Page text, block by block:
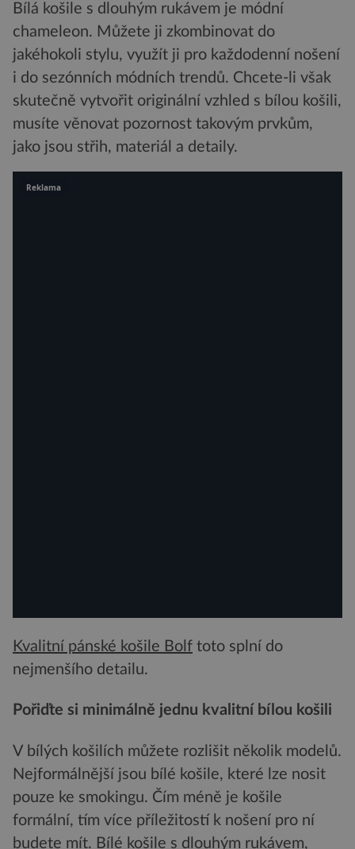
Bílá košile s dlouhým rukávem je módní
chameleon. Můžete ji zkombinovat do
jakéhokoli stylu, využít ji pro každodenní nošení
i do sezónních módních trendů. Chcete-li však
skutečně vytvořit originální vzhled s bílou košili,
musíte věnovat pozornost takovým prvkům,
jako jsou střih, materiál a detaily.
Kvalitní pánské košile Bolf toto splní do
nejmenšího detailu.
Pořiďte si minimálně jednu kvalitní bílou košili
V bílých košilích můžete rozlišit několik modelů.
Nejformálnější jsou bílé košile, které lze nosit
pouze ke smokingu. Čím méně je košile
formální, tím více příležitostí k nošení pro ní
budete mít. Bílé košile s dlouhým rukávem,
Reklama